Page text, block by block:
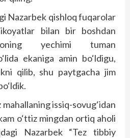
Nazarbek qishloq fuqarolar
bilan bir boshdan
yechimi tuman
ekaniga amin bo‘ldigu,
qilib, shu paytgacha jim
mahallaning issiq-sovug‘idan
o‘ttiz mingdan ortiq aholi
Nazarbek “Tez tibbiy